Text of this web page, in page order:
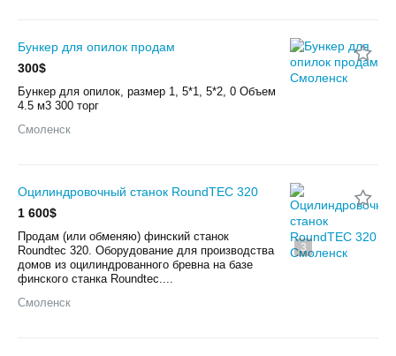
Бункер для опилок продам
300$
Бункер для опилок, размер 1, 5*1, 5*2, 0 Объем
4.5 м3 300 торг
Смоленск
3
Оцилиндровочный станок RoundTEC 320
1 600$
Продам (или обменяю) финский станок
Roundtec 320. Оборудование для производства
домов из оцилиндрованного бревна на базе
финского станка Roundtec....
Смоленск